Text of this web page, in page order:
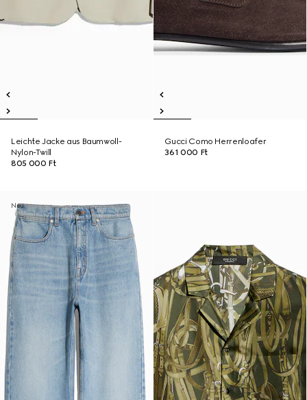
Leichte Jacke aus Baumwoll-
Nylon-Twill
805 000 Ft
Gucci Como Herrenloafer
361 000 Ft
Neu